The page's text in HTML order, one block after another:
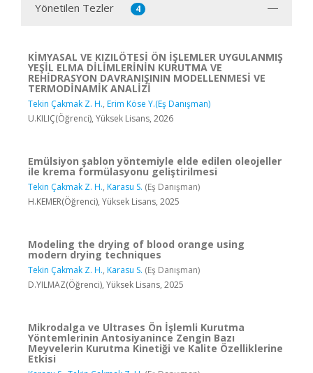
Yönetilen Tezler 4
KİMYASAL VE KIZILÖTESİ ÖN İŞLEMLER UYGULANMIŞ
YEŞİL ELMA DİLİMLERİNİN KURUTMA VE
REHİDRASYON DAVRANIŞININ MODELLENMESİ VE
TERMODİNAMİK ANALİZİ
Tekin Çakmak Z. H., Erim Köse Y.(Eş Danışman)
U.KILIÇ(Öğrenci), Yüksek Lisans, 2026
Emülsiyon şablon yöntemiyle elde edilen oleojeller
ile krema formülasyonu geliştirilmesi
Tekin Çakmak Z. H., Karasu S. (Eş Danışman)
H.KEMER(Öğrenci), Yüksek Lisans, 2025
Modeling the drying of blood orange using
modern drying techniques
Tekin Çakmak Z. H., Karasu S. (Eş Danışman)
D.YILMAZ(Öğrenci), Yüksek Lisans, 2025
Mikrodalga ve Ultrases Ön İşlemli Kurutma
Yöntemlerinin Antosiyanince Zengin Bazı
Meyvelerin Kurutma Kinetiği ve Kalite Özelliklerine
Etkisi